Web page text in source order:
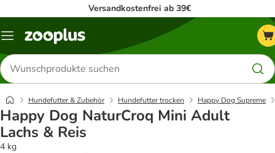
Versandkostenfrei ab 39€
Menü
Produkte
suchen
Hundefutter & Zubehör Hundefutter trocken Happy Dog Supreme
Happy Dog NaturCroq Mini Adult
Lachs & Reis
4 kg